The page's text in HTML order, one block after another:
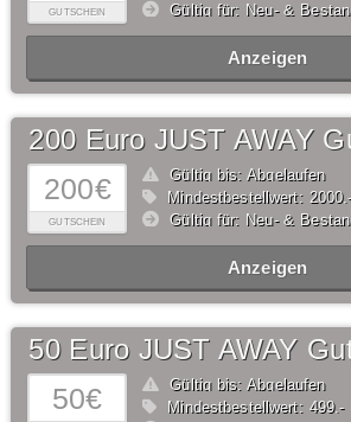
GUTSCHEIN
Gültig für: Neu- &
Anzeigen
200€
GUTSCHEIN
200 Euro JUST AWAY
Gültig bis: Abgelaufen
Mindestbestellwert:
Gültig für: Neu- &
Anzeigen
50€
50 Euro JUST AWAY
Gültig bis: Abgelaufen
Mindestbestellwert: 499,-